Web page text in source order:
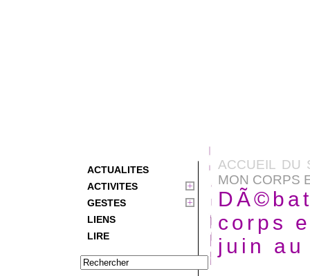
ACTUALITES
ACTIVITES
GESTES
LIENS
LIRE
ACCUEIL DU
MON CORPS
corps
juin au